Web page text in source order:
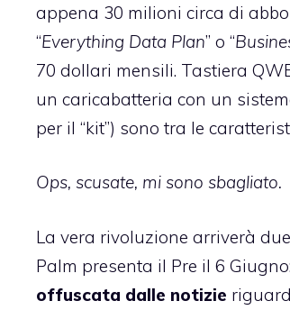
appena 30 milioni circa di
“Everything Data Plan” o “
70 dollari mensili. Tastiera
un caricabatteria con un
per il “kit”) sono tra le
Ops, scusate, mi sono sbagliato.
La vera rivoluzione arriverà
Palm presenta il Pre il 6
offuscata dalle notizie